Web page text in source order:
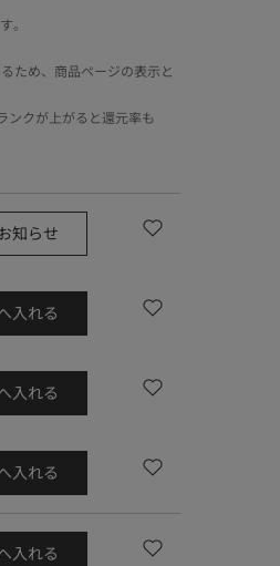
。
ため、商品ページの表示と
ンクが上がると還元率も
知らせ
入れる
入れる
入れる
入れる